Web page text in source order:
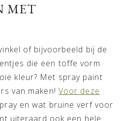
MET
of bijvoorbeeld bij de
die een toffe vorm
kleur? Met spray paint
van maken! Voor deze
en wat bruine verf voor
uiteraard ook een hele